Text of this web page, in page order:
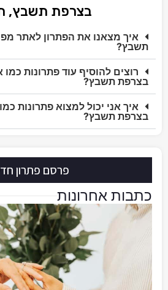
בצרפת תשבץ,
איך מצאנו את הפתרון לאתר
תשבץ?
רוצים להוסיף עוד פתרונות
בצרפת תשבץ?
איך אני יכול למצוא פתרונות
בצרפת תשבץ?
פרסם פתרון
כתבות אחרונות